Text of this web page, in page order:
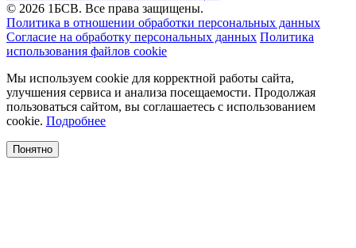
© 2026 1БСВ. Все права защищены.
Политика в отношении обработки персональных данных
Согласие на обработку персональных данных Политика
использования файлов cookie
Мы используем cookie для корректной работы сайта,
улучшения сервиса и анализа посещаемости. Продолжая
пользоваться сайтом, вы соглашаетесь с использованием
cookie. Подробнее
Понятно